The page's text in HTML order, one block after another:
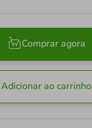
Comprar agora
Adicionar ao carrinho